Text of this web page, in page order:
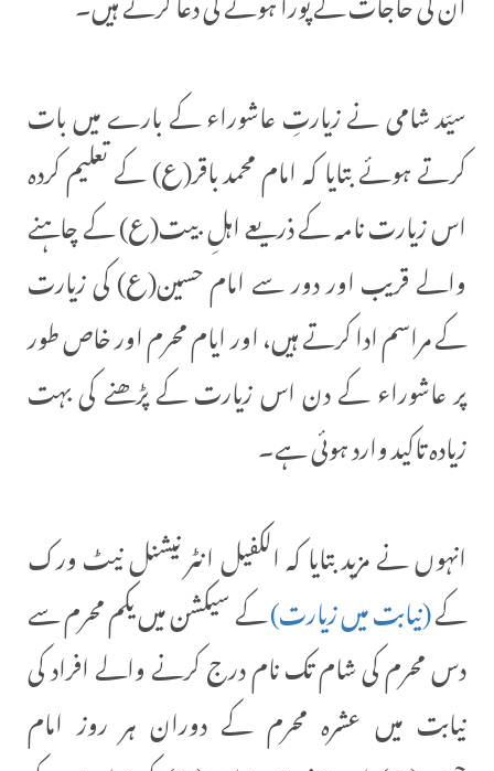
سیّد شامی نے زیارتِ عاشوراء کے بارے میں بات
کرتے ہوئے بتایا کہ امام محمد باقر(ع) کے تعلیم کردہ
اس زیارت نامہ کے ذریعے اہلِ بیت(ع) کے چاہنے
والے قریب اور دور سے امام حسین(ع) کی زیارت
کے مراسم ادا کرتے ہیں، اور ایام محرم اور خاص طور
پر عاشوراء کے دن اس زیارت کے پڑھنے کی بہت
زیادہ تاکید وارد ہوئی ہے۔
انہوں نے مزید بتایا کہ الکفیل انٹر نیشنل نیٹ ورک
کے(نیابت میں زیارت)کے سیکشن میں یکم محرم سے
دس محرم کی شام تک نام درج کرنے والے افراد کی
نیابت میں عشرہ محرم کے دوران ہر روز امام